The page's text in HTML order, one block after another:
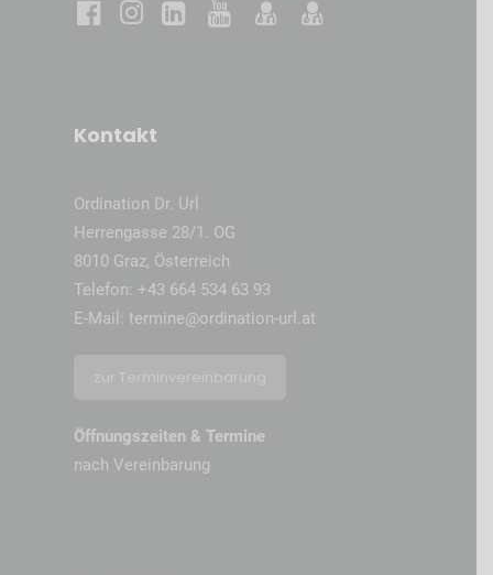
Kontakt
Ordination Dr. Url
Herrengasse 28/1. OG
8010 Graz, Österreich
Telefon: +43 664 534 63 93
E-Mail: termine@ordination-url.at
zur Terminvereinbarung
Öffnungszeiten & Termine
nach Vereinbarung